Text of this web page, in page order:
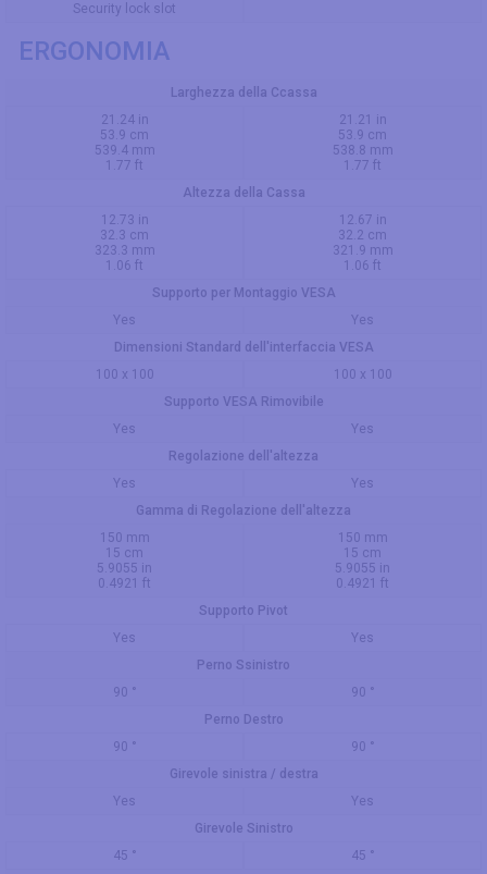
Security lock slot
ERGONOMIA
Larghezza della Ccassa
21.24 in
53.9 cm
539.4 mm
1.77 ft
21.21 in
53.9 cm
538.8 mm
1.77 ft
Altezza della Cassa
12.73 in
32.3 cm
323.3 mm
1.06 ft
12.67 in
32.2 cm
321.9 mm
1.06 ft
Supporto per Montaggio VESA
Yes
Yes
Dimensioni Standard dell'interfaccia VESA
100 x 100
100 x 100
Supporto VESA Rimovibile
Yes
Yes
Regolazione dell'altezza
Yes
Yes
Gamma di Regolazione dell'altezza
150 mm
15 cm
5.9055 in
0.4921 ft
150 mm
15 cm
5.9055 in
0.4921 ft
Supporto Pivot
Yes
Yes
Perno Ssinistro
90 °
90 °
Perno Destro
90 °
90 °
Girevole sinistra / destra
Yes
Yes
Girevole Sinistro
45 °
45 °